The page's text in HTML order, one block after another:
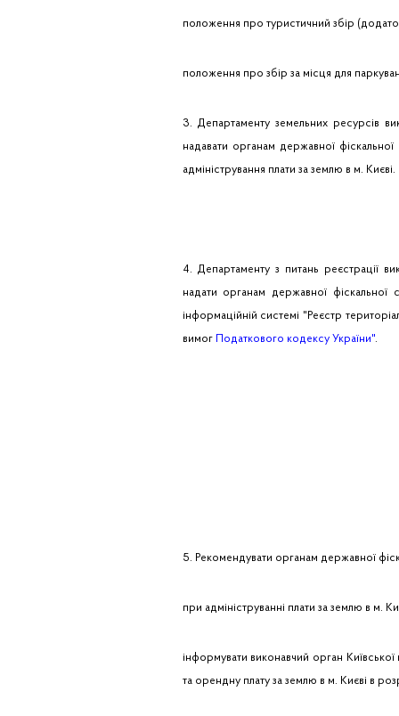
положення про туристичний збір
положення про збір за місця для
3. Департаменту земельних ресурсів
надавати органам державної
адміністрування плати за землю в м. Києві.
4. Департаменту з питань реєстрації
надати органам державної
інформаційній системі "Реєстр
вимог Податкового кодексу України".
5. Рекомендувати органам державної
при адмініструванні плати за землю в м.
інформувати виконавчий орган
та орендну плату за землю в м. Києві в